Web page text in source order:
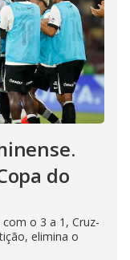
do
o 3 a 1, Cruz-
elimina o